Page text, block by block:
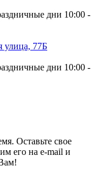
дни 10:00 -
улица, 77Б
дни 10:00 -
Оставьте свое
его на e-mail и